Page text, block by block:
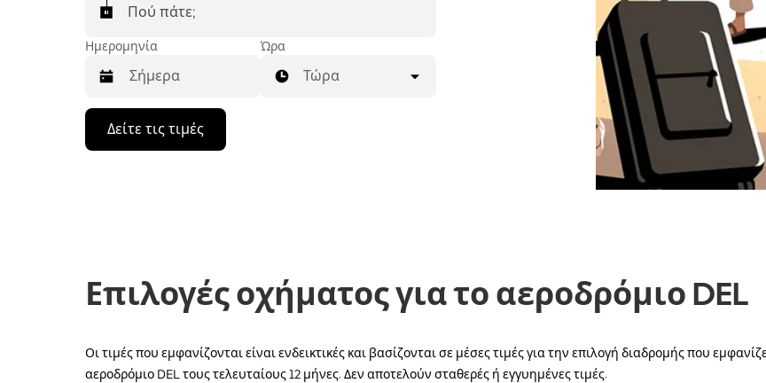
Πού πάτε;
Ημερομηνία
Πατήστε
πλήκτρο
στο
ημερολόγιο
μια
ημερομηνία.
Ώρα
Τώρα
Δείτε τις τιμές
Επιλογές οχήματος για το αεροδρόμιο DEL
Οι τιμές που εμφανίζονται είναι ενδεικτικές και βασίζονται σε μέσες τιμές για την επιλογή διαδρομής που
αεροδρόμιο DEL τους τελευταίους 12 μήνες. Δεν αποτελούν σταθερές ή εγγυημένες τιμές.